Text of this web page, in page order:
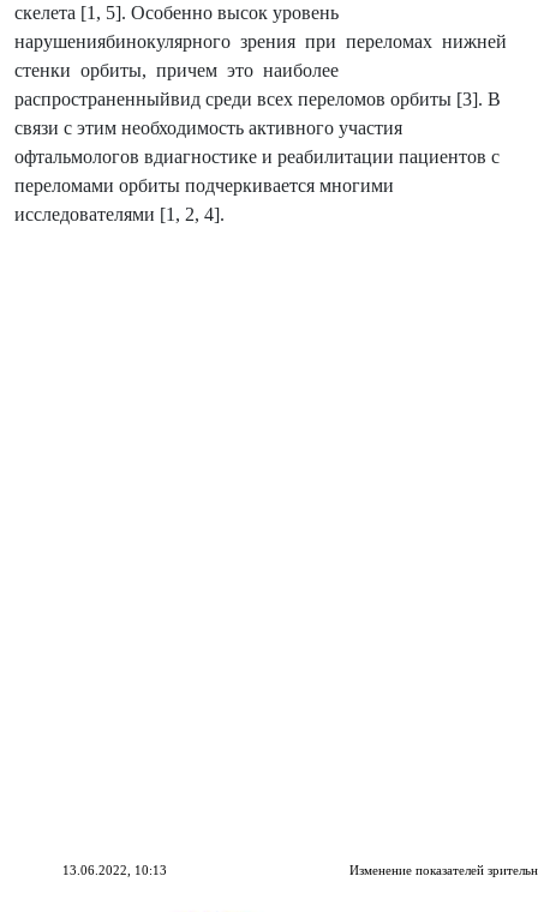
cкeлeтa [1, 5]. Особенно высок уровень
нарушениябинокулярного зрения при переломах нижней
стенки орбиты, причем это наиболее
распространенныйвид среди всех переломов орбиты [3]. В
связи с этим необходимость активного участия
офтальмологов вдиагностике и реабилитaции пaциентов с
переломами орбиты подчеркивается многими
исследователями [1, 2, 4].
13.06.2022, 10:13 Изменение показателей